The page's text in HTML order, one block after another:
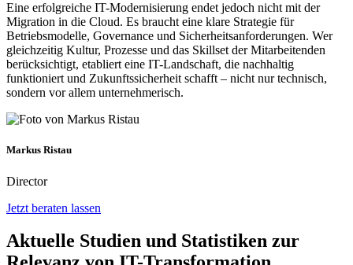
Eine erfolgreiche IT-Modernisierung endet jedoch nicht mit der
Migration in die Cloud. Es braucht eine klare Strategie für
Betriebsmodelle, Governance und Sicherheitsanforderungen. Wer
gleichzeitig Kultur, Prozesse und das Skillset der Mitarbeitenden
berücksichtigt, etabliert eine IT-Landschaft, die nachhaltig
funktioniert und Zukunftssicherheit schafft – nicht nur technisch,
sondern vor allem unternehmerisch.
Markus Ristau
Director
Jetzt beraten lassen
Aktuelle Studien und Statistiken zur